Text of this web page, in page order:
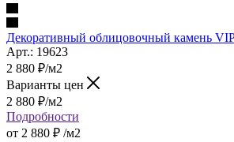
Декоративный облицовочный камень
Арт.: 19623
2 880 ₽/м2
Варианты цен
2 880 ₽/м2
Подробности
от 2 880 ₽ /м2